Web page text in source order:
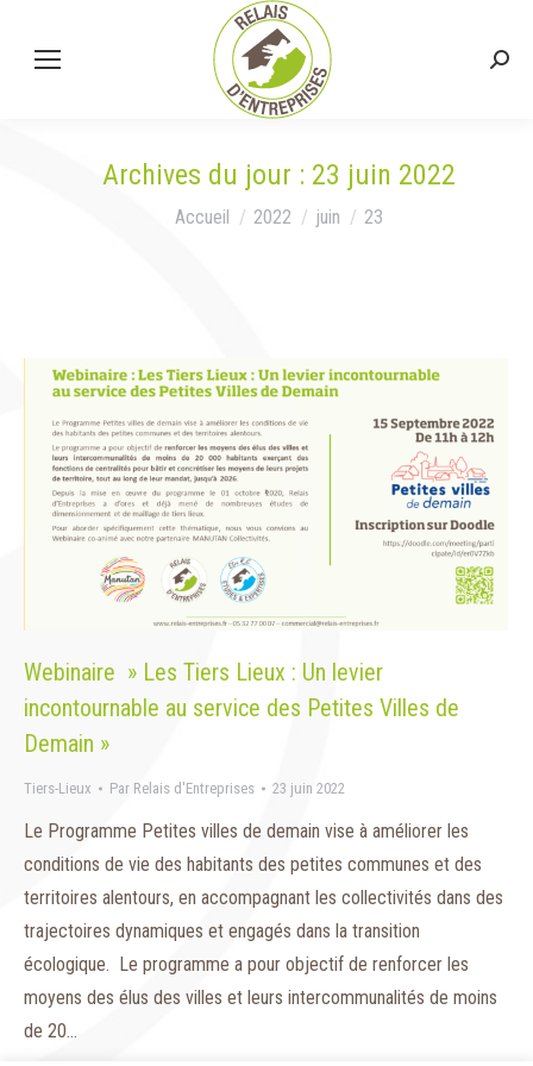
Archives du jour : 23 juin 2022
Vous êtes ici :
Accueil 2022 juin 23
Webinaire » Les Tiers Lieux : Un levier
incontournable au service des Petites Villes de
Demain »
Tiers-Lieux Par Relais d'Entreprises 23 juin 2022
Le Programme Petites villes de demain vise à améliorer les
conditions de vie des habitants des petites communes et des
territoires alentours, en accompagnant les collectivités dans des
trajectoires dynamiques et engagés dans la transition
écologique. Le programme a pour objectif de renforcer les
moyens des élus des villes et leurs intercommunalités de moins
de 20…